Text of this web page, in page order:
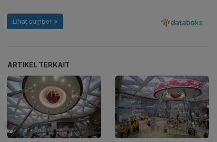
ARTIKEL TERKAIT